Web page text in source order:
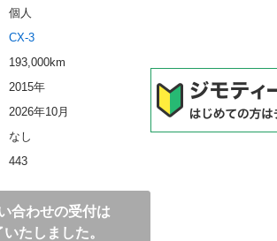
個人
CX-3
193,000km
2015年
2026年10月
なし
443
合わせの受付は
たしました。